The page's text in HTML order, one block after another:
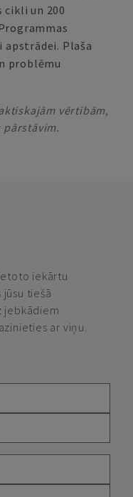
cikli un 200
Plaša
problēmu
vērtībām,
iekārtu
tiešā
jebkādiem
ar viņu.